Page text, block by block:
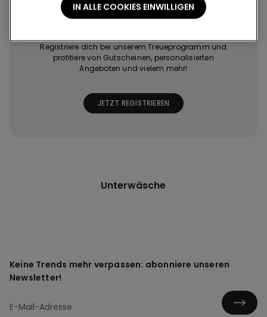
Registriere dich bei unserem Treueprogramm und
profitiere von Gutscheinen, personalisierten
Angeboten und vielem mehr!
JETZT REGISTRIEREN
Unterwäsche
Keine Trends mehr verpassen: abonniere unseren
Newsletter!
IN ALLE COOKIES EINWILLIGEN